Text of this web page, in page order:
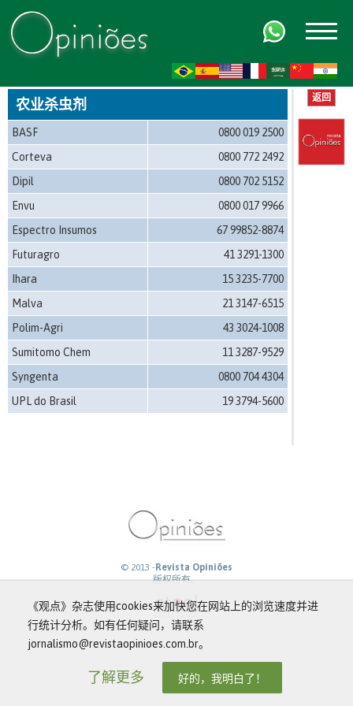
农业杀虫剂
BASF
0800 019 2500
Corteva
0800 772 2492
Dipil
0800 702 5152
Envu
0800 017 9966
Espectro Insumos
67 99852-8874
Futuragro
41 3291-1300
Ihara
15 3235-7700
Malva
21 3147-6515
Polim-Agri
43 3024-1008
Sumitomo Chem
11 3287-9529
Syngenta
0800 704 4304
UPL do Brasil
19 3794-5600
返回
© 2013 -Revista Opiniões
版权所有。
《观点》杂志使用cookies来加快您在网站上的浏览速度并进
行统计分析。如有任何疑问，请联系
jornalismo@revistaopinioes.com.br。
了解更多 好的，我明白了！